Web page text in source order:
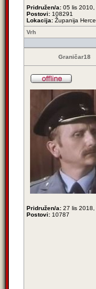
Pridružen/a: 05 lis 2010,
Postovi: 108291
Lokacija: Županija
Vrh
Graničar18
Pridružen/a: 27 lis 2018,
Postovi: 10787